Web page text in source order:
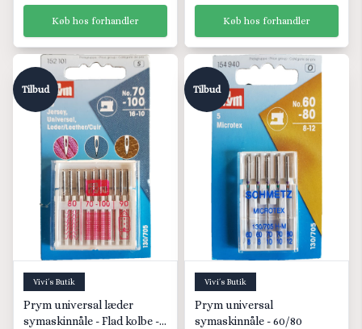
Køb hos forhandler Køb hos forhandler
Tilbud
Vivi´s Butik
Prym universal læder
symaskinnåle - Flad kolbe -
Tilbud
Vivi´s Butik
Prym universal
symaskinnåle - 60/80